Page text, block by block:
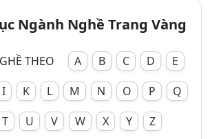
Ngành Nghề Trang Vàng
THEO A B C D
E
I K L M N O P
Q
T U V W X Y Z